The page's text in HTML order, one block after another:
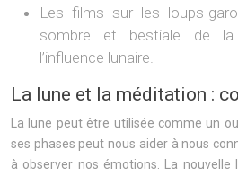
Les films sur les loups-
sombre et bestiale de la
l’influence lunaire.
La lune et la méditation :
La lune peut être utilisée comme un
ses phases peut nous aider à nous
à observer nos émotions. La